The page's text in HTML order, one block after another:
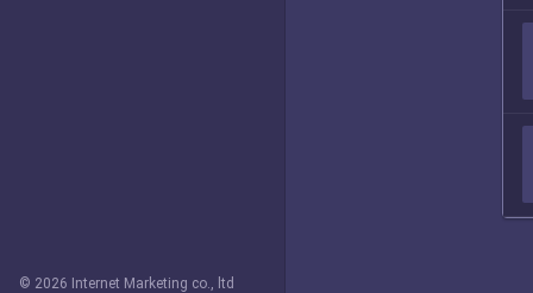
© 2026 Internet Marketing co., ltd